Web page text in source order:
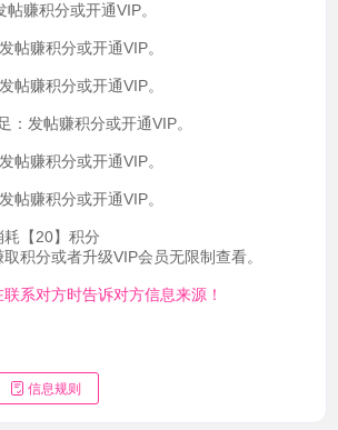
赚积分或开通VIP。
帖赚积分或开通VIP。
帖赚积分或开通VIP。
：发帖赚积分或开通VIP。
帖赚积分或开通VIP。
帖赚积分或开通VIP。
【20】积分
积分或者升级VIP会员无限制查看。
系对方时告诉对方信息来源！
信息规则